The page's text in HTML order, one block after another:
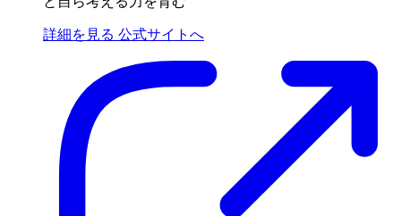
詳細を見る 公式サイトへ